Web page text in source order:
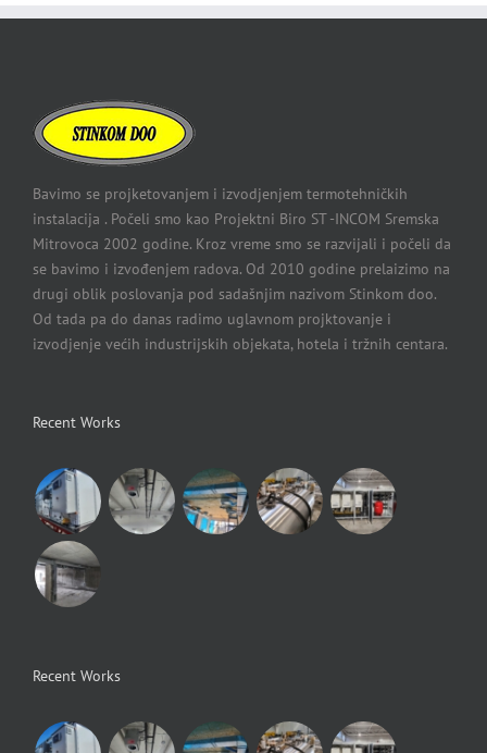
Bavimo se projketovanjem i izvodjenjem termotehničkih
instalacija . Počeli smo kao Projektni Biro ST -INCOM Sremska
Mitrovoca 2002 godine. Kroz vreme smo se razvijali i počeli da
se bavimo i izvođenjem radova. Od 2010 godine prelaizimo na
drugi oblik poslovanja pod sadašnjim nazivom Stinkom doo.
Od tada pa do danas radimo uglavnom projktovanje i
izvodjenje većih industrijskih objekata, hotela i tržnih centara.
Recent Works
Recent Works